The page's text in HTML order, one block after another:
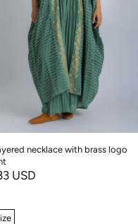
necklace with brass logo
USD